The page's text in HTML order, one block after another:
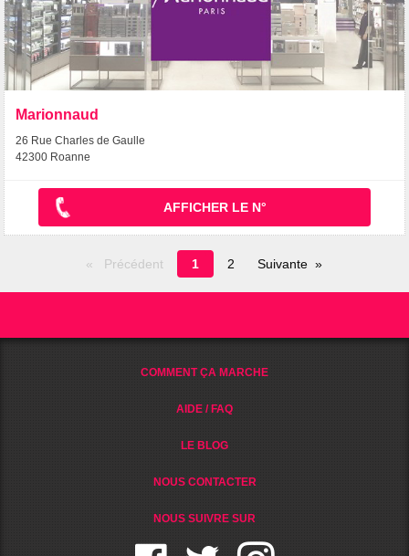
Marionnaud
26 Rue Charles de Gaulle
42300 Roanne
AFFICHER LE N°
Précédent
Page
en
1 2 Suivante
COMMENT ÇA MARCHE
AIDE / FAQ
LE BLOG
NOUS CONTACTER
NOUS SUIVRE SUR